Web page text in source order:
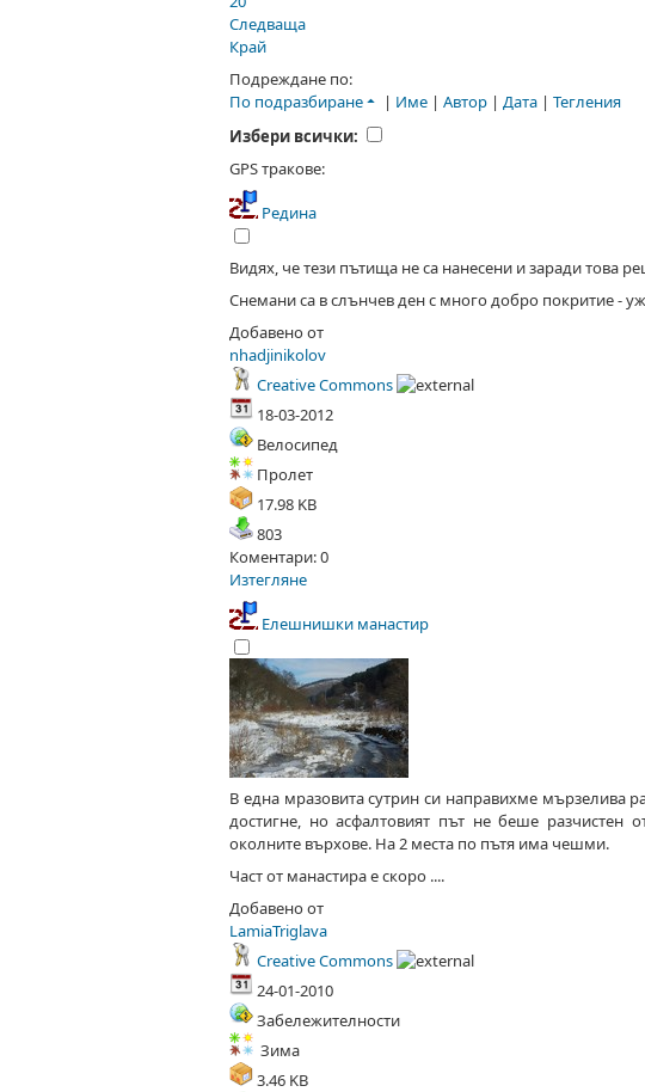
Следваща
Край
Подреждане по:
По подразбиране
| Име | Автор | Дата | Тегления
Избери всички:
GPS тракове:
Редина
Видях, че тези пътища не са нанесени и заради това
Снемани са в слънчев ден с много добро покритие -
Добавено от
nhadjinikolov
Creative Commons
18-03-2012
Велосипед
Пролет
17.98 KB
803
Коментари: 0
Изтегляне
Елешнишки манастир
В една мразовита сутрин си направихме мързелива
достигне, но асфалтовият път не беше
околните върхове. На 2 места по пътя има чешми.
Част от манастира е скоро ....
Добавено от
LamiaTriglava
Creative Commons
24-01-2010
Забележителности
Зима
3.46 KB